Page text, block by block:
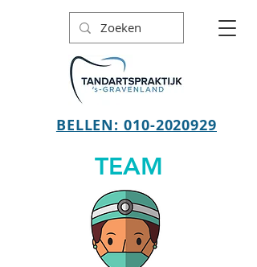
BELLEN: 010-2020929
TEAM